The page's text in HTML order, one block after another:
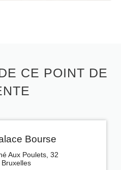
CE POINT DE
Bourse
Aux Poulets, 32
Bruxelles